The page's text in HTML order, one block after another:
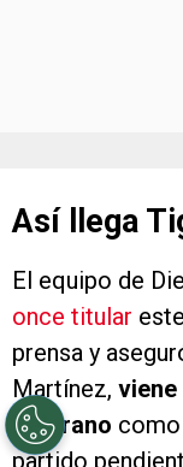
Así llega
El equipo de
once titular
prensa y
Martínez,
Belgrano
partido